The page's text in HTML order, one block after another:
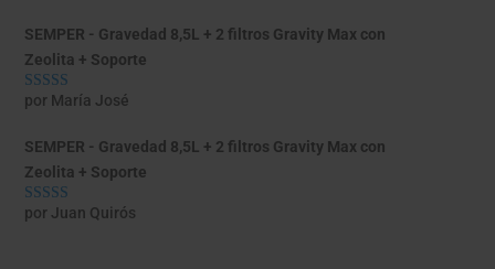
SEMPER - Gravedad 8,5L + 2 filtros Gravity Max con
Zeolita + Soporte
Valorado con
por María José
SEMPER - Gravedad 8,5L + 2 filtros Gravity Max con
Zeolita + Soporte
Valorado con
por Juan Quirós